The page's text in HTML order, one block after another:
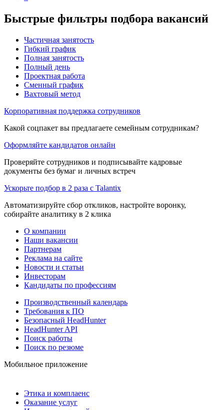
Быстрые фильтры подбора вакансий
Частичная занятость
Гибкий график
Полная занятость
Полный день
Проектная работа
Сменный график
Вахтовый метод
Корпоративная поддержка сотрудников
Какой соцпакет вы предлагаете семейным сотрудникам?
Оформляйте кандидатов онлайн
Проверяйте сотрудников и подписывайте кадровые
документы без бумаг и личных встреч
Ускорьте подбор в 2 раза с Talantix
Автоматизируйте сбор откликов, настройте воронку,
собирайте аналитику в 2 клика
О компании
Наши вакансии
Партнерам
Реклама на сайте
Новости и статьи
Инвесторам
Кандидаты по профессиям
Производственный календарь
Требования к ПО
Безопасный HeadHunter
HeadHunter API
Поиск работы
Поиск по резюме
Мобильное приложение
Этика и комплаенс
Оказание услуг